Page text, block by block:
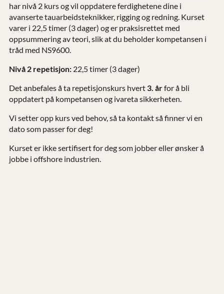
har nivå 2 kurs og vil oppdatere ferdighetene dine i
avanserte tauarbeidsteknikker, rigging og redning. Kurset
varer i 22,5 timer (3 dager) og er praksisrettet med
oppsummering av teori, slik at du beholder kompetansen i
tråd med NS9600.
Nivå 2 repetisjon: 22,5 timer (3 dager)
Det anbefales å ta repetisjonskurs hvert 3. årfor å bli
oppdatert på kompetansen og ivareta sikkerheten.
Vi setter opp kurs ved behov, såta kontaktså finner vi en
dato som passer for deg!
Kurset er ikke sertifisert for deg som jobber eller ønsker å
jobbe i offshore industrien.